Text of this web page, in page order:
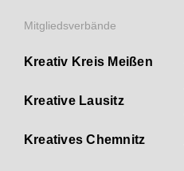
Mitgliedsverbände
Kreativ Kreis Meißen
Kreative Lausitz
Kreatives Chemnitz